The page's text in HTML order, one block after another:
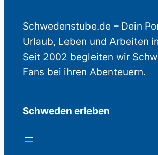
Schwedenstube.de – Dein
Urlaub, Leben und Arbeiten
Seit 2002 begleiten wir
Fans bei ihren Abenteuern.
Schweden erleben